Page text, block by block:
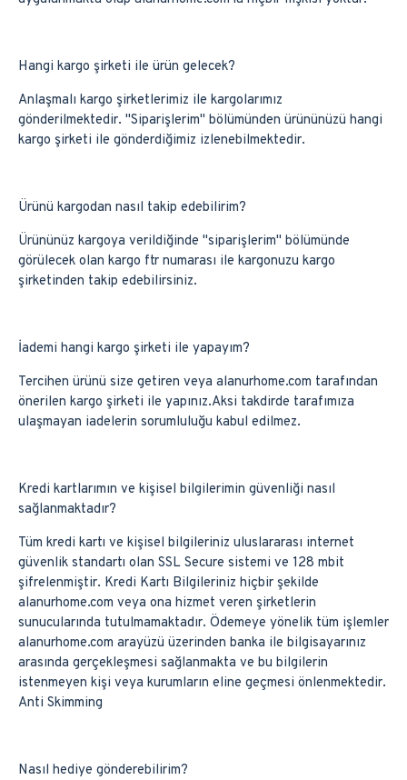
Hangi kargo şirketi ile ürün gelecek?
Anlaşmalı kargo şirketlerimiz ile kargolarımız
gönderilmektedir. ''Siparişlerim'' bölümünden ürününüzü hangi
kargo şirketi ile gönderdiğimiz izlenebilmektedir.
Ürünü kargodan nasıl takip edebilirim?
Ürününüz kargoya verildiğinde ''siparişlerim'' bölümünde
görülecek olan kargo ftr numarası ile kargonuzu kargo
şirketinden takip edebilirsiniz.
İademi hangi kargo şirketi ile yapayım?
Tercihen ürünü size getiren veya alanurhome.com tarafından
önerilen kargo şirketi ile yapınız.Aksi takdirde tarafımıza
ulaşmayan iadelerin sorumluluğu kabul edilmez.
Kredi kartlarımın ve kişisel bilgilerimin güvenliği nasıl
sağlanmaktadır?
Tüm kredi kartı ve kişisel bilgileriniz uluslararası internet
güvenlik standartı olan SSL Secure sistemi ve 128 mbit
şifrelenmiştir. Kredi Kartı Bilgileriniz hiçbir şekilde
alanurhome.com veya ona hizmet veren şirketlerin
sunucularında tutulmamaktadır. Ödemeye yönelik tüm işlemler
alanurhome.com arayüzü üzerinden banka ile bilgisayarınız
arasında gerçekleşmesi sağlanmakta ve bu bilgilerin
istenmeyen kişi veya kurumların eline geçmesi önlenmektedir.
Anti Skimming
Nasıl hediye gönderebilirim?